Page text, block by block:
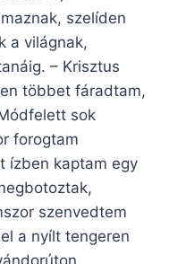
szelíden
a világnak,
– Krisztus
többet fáradtam,
sok
forogtam
ízben kaptam egy
szenvedtem
a nyílt tengeren